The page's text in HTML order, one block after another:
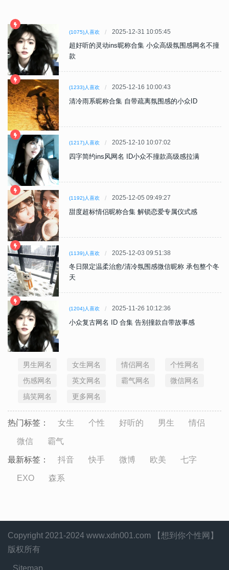
(1075)人喜欢 2025-12-31 10:05:45
超好听的灵动ins昵称合集 小众高级氛围感网名不撞
款
(1233)人喜欢 2025-12-16 10:00:43
清冷雨系昵称合集 自带疏离氛围感的小众ID
(1217)人喜欢 2025-12-10 10:07:02
四字简约ins风网名 ID小众不撞款高级感拉满
(1192)人喜欢 2025-12-05 09:49:27
甜度超标情侣昵称合集 解锁恋爱专属仪式感
(1139)人喜欢 2025-12-03 09:51:38
冬日限定温柔治愈/清冷氛围感微信昵称 承包整个冬
天
(1204)人喜欢 2025-11-26 10:12:36
小众复古网名 ID 合集 告别撞款自带故事感
男生网名 女生网名 情侣网名
个性网名
伤感网名
英文网名 霸气网名
微信网名
搞笑网名
更多网名
热门标签： 女生 个性 好听的 男生 情侣
微信 霸气
最新标签： 抖音 快手 微博 欧美 七字
EXO 森系
Copyright 2021-2024 www.xdn001.com 【想到你个性网】
版权所有
Sitemap